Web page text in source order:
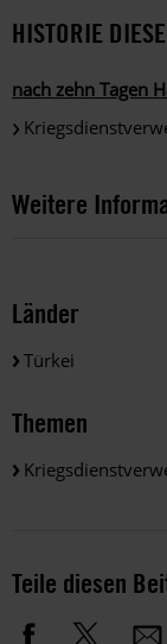
HISTORIE
nach zehn Tagen
Weitere
Länder
Türkei
Themen
Teile diesen